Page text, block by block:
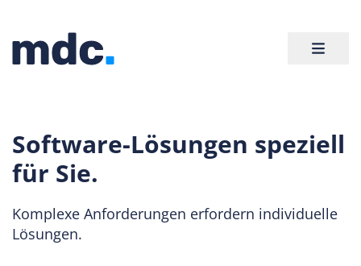
Software-Lösungen speziell
für Sie.
Komplexe Anforderungen erfordern individuelle
Lösungen.